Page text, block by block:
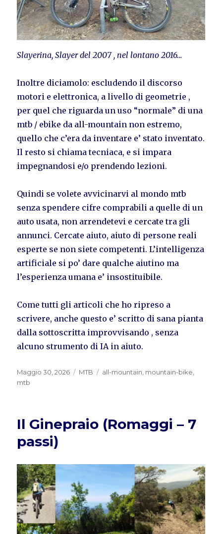
Slayerina, Slayer del 2007 , nel lontano 2016…
Inoltre diciamolo: escludendo il discorso
motori e elettronica, a livello di geometrie ,
per quel che riguarda un uso “normale” di una
mtb / ebike da all-mountain non estremo,
quello che c’era da inventare e’ stato inventato.
Il resto si chiama tecniaca, e si impara
impegnandosi e/o prendendo lezioni.
Quindi se volete avvicinarvi al mondo mtb
senza spendere cifre comprabili a quelle di un
auto usata, non arrendetevi e cercate tra gli
annunci. Cercate aiuto, aiuto di persone reali
esperte se non siete competenti. L’intelligenza
artificiale si po’ dare qualche aiutino ma
l’esperienza umana e’ insostituibile.
Come tutti gli articoli che ho ripreso a
scrivere, anche questo e’ scritto di sana pianta
dalla sottoscritta improvvisando , senza
alcuno strumento di IA in aiuto.
Pubblicato
il
Maggio 30, 2026 Categorie
MTB Tag
all-mountain mountain-bike
mtb
Il Ginepraio (Romaggi – 7
passi)